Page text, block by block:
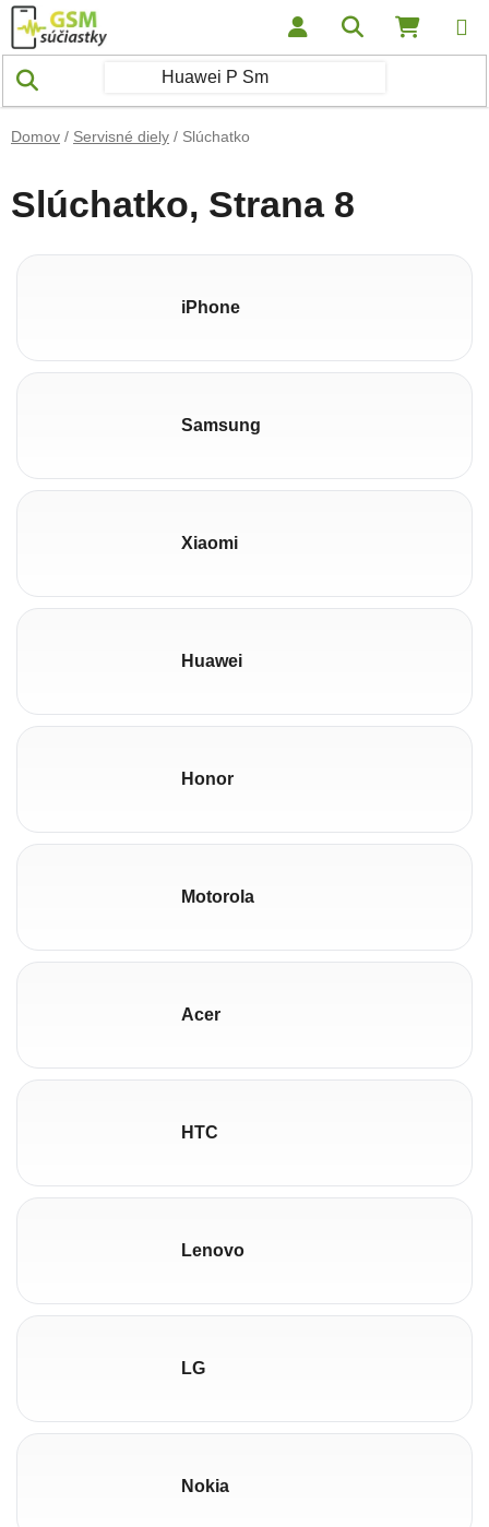
Prejsť na obsah Hľadať
Domov / Servisné diely / Slúchatko
Slúchatko, Strana 8
iPhone
Samsung
Xiaomi
Huawei
Honor
Motorola
Acer
HTC
Lenovo
LG
Nokia